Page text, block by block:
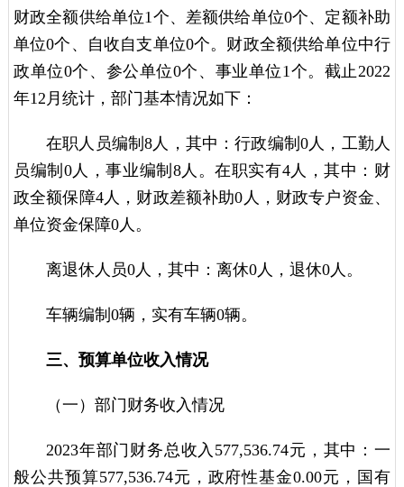
财政全额供给单位1个、差额供给单位0个、定额补助
单位0个、自收自支单位0个。财政全额供给单位中行
政单位0个、参公单位0个、事业单位1个。截止2022
年12月统计，部门基本情况如下：
在职人员编制8人，其中：行政编制0人，工勤人
员编制0人，事业编制8人。在职实有4人，其中：财
政全额保障4人，财政差额补助0人，财政专户资金、
单位资金保障0人。
离退休人员0人，其中：离休0人，退休0人。
车辆编制0辆，实有车辆0辆。
三、预算单位收入情况
（一）部门财务收入情况
2023年部门财务总收入577,536.74元，其中：一
般公共预算577,536.74元，政府性基金0.00元，国有